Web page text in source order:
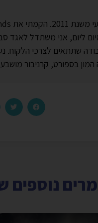
ליום, אני משתדל לאגד
המון בספורט, קרניבור
נוספים